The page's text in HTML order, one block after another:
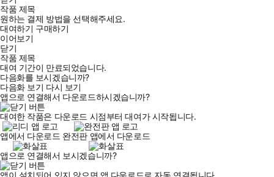
작품 제목
원하는 결제 방법을 선택해주세요.
대여하기 구매하기
이어보기
닫기
작품 제목
대여 기간이 만료되었습니다.
다음화를 보시겠습니까?
다음화 보기 다시 보기
앱으로 연결해서 다운로드하시겠습니까?
대여한 작품은 다운로드 시점부터 대여가 시작됩니다.
앱에서 다운로드 완전판 앱에서 다운로드
앱으로 연결해서 보시겠습니까?